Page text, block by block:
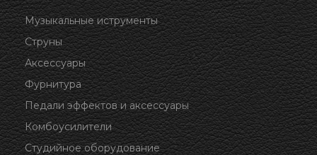
Музыкальные иструменты
Струны
Аксессуары
Фурнитура
Педали эффектов и аксессуары
Комбоусилители
Студийное оборудование